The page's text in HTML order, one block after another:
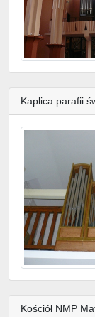
Kaplica parafii
Kościół NMP